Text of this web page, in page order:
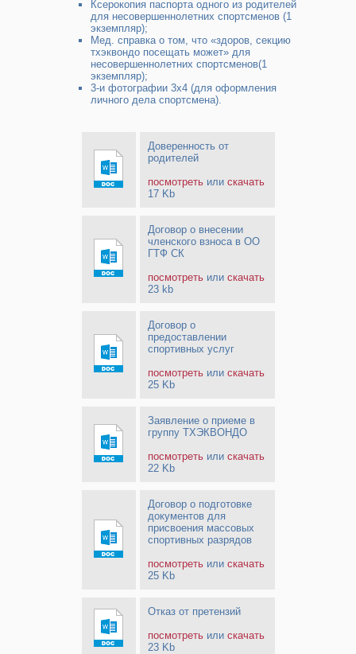
Ксерокопия паспорта одного из родителей
для несовершеннолетних спортсменов (1
экземпляр);
Мед. справка о том, что «здоров, секцию
тхэквондо посещать может» для
несовершеннолетних спортсменов(1
экземпляр);
3-и фотографии 3x4 (для оформления
личного дела спортсмена).
Доверенность от
родителей
посмотретьили скачать
17 Kb
Договор о внесении
членского взноса в ОО
ГТФ СК
посмотретьили скачать
23 kb
Договор о
предоставлении
спортивных услуг
посмотретьили скачать
25 Kb
Заявление о приеме в
группу ТХЭКВОНДО
посмотретьили скачать
22 Kb
Договор о подготовке
документов для
присвоения массовых
спортивных разрядов
посмотретьили скачать
25 Kb
Отказ от претензий
посмотретьили скачать
23 Kb